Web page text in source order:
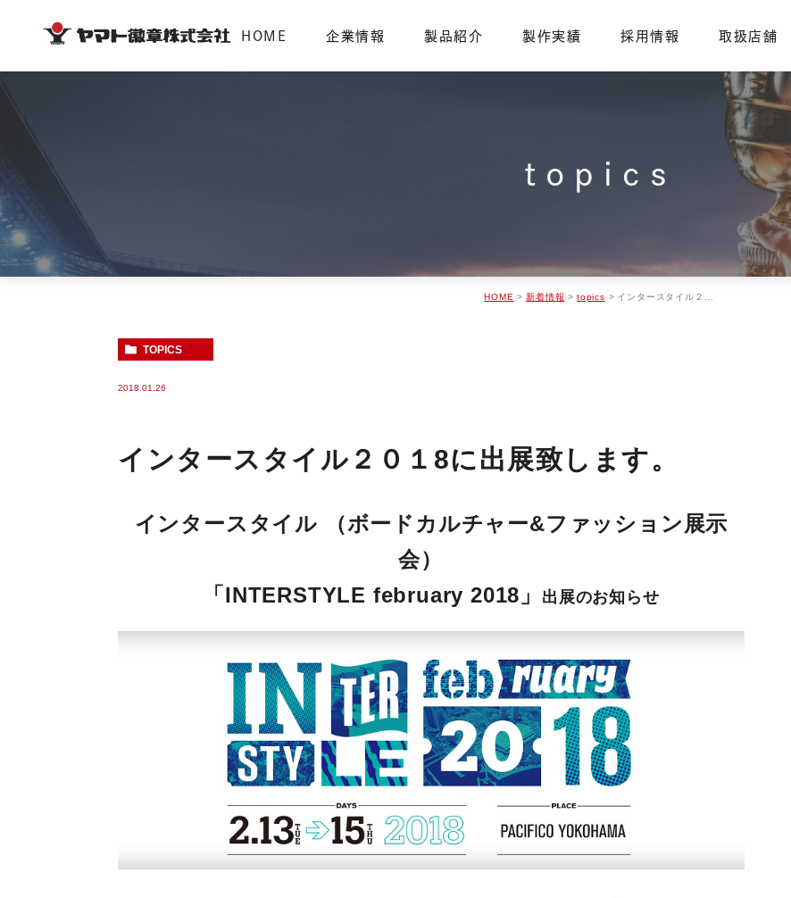
HOME 企業情報
企業情報 CSR活動
製品紹介 製作実績 採用情報
採用情報
取扱店舗
topics
HOME 新着情報 topics インタースタイル２０１8に出展致します。
TOPICS
2018.01.26
インタースタイル２０１8に出展致します。
インタースタイル （ボードカルチャー&ファッション展示
会）
「INTERSTYLE february 2018」
出展のお知らせ